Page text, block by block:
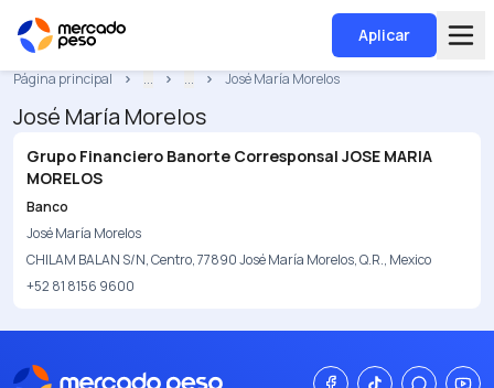
Aplicar
Página principal ... ... José María Morelos
José María Morelos
Grupo Financiero Banorte Corresponsal JOSE MARIA
MORELOS
Banco
José María Morelos
CHILAM BALAN S/N, Centro, 77890 José María Morelos, Q.R., Mexico
+52 81 8156 9600